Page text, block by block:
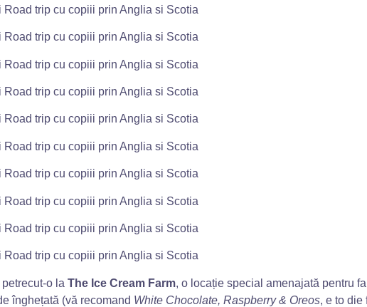
o la The Ice Cream Farm, o locație special amenajată pentru
înghețată (vă recomand White Chocolate, Raspberry & Oreos, e to die